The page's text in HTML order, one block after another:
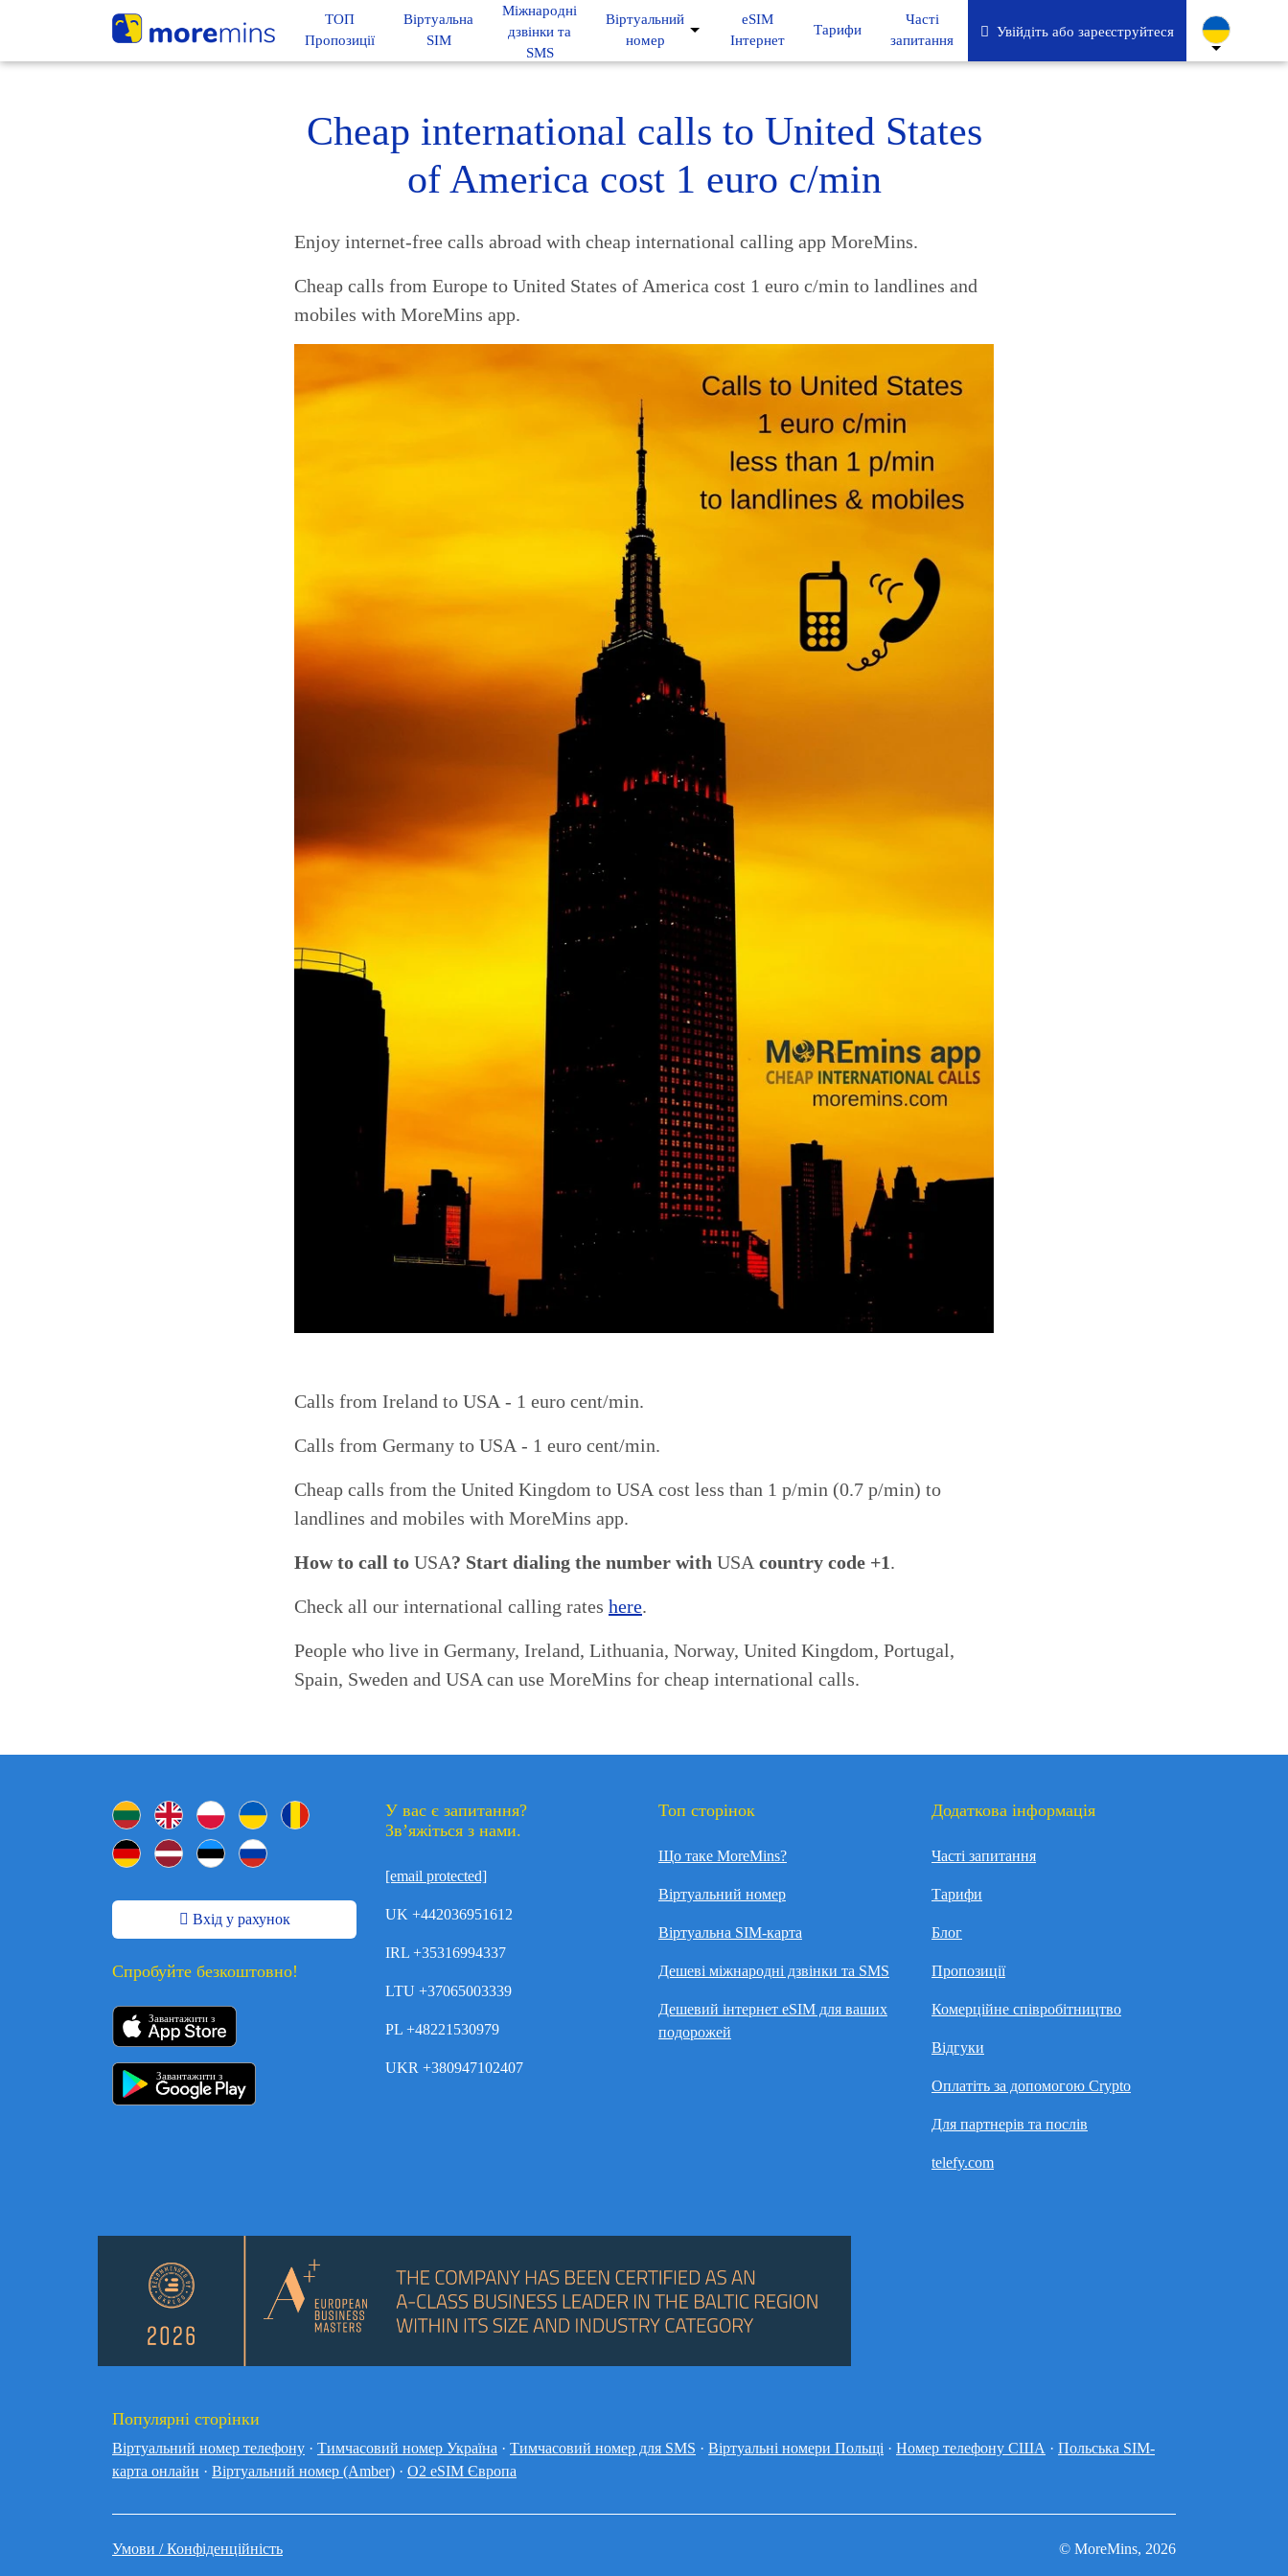
ТОП
Пропозиції
Віртуальна
SIM
Mіжнародні
дзвінки та
SMS
Віртуальний
номер
eSIM
Інтернет
Тарифи
Часті
запитання
Увійдіть або зареєструйтеся
Cheap international calls to United States
of America cost 1 euro c/min
Enjoy internet-free calls abroad with cheap international calling app MoreMins.
Cheap calls from Europe to United States of America cost 1 euro c/min to landlines and
mobiles with MoreMins app.
Calls from Ireland to USA - 1 euro cent/min.
Calls from Germany to USA - 1 euro cent/min.
Cheap calls from the United Kingdom to USA cost less than 1 p/min (0.7 p/min) to
landlines and mobiles with MoreMins app.
How to call to USA? Start dialing the number with USA country code +1.
Check all our international calling rates here.
People who live in Germany, Ireland, Lithuania, Norway, United Kingdom, Portugal,
Spain, Sweden and USA can use MoreMins for cheap international calls.
Вхід у рахунок
Спробуйте безкоштовно!
Завантажити з
Завантажити з
У вас є запитання?
Зв’яжіться з нами.
[email protected]
UK +442036951612
IRL +35316994337
LTU +37065003339
PL +48221530979
UKR +380947102407
Топ сторінок
Що таке MoreMins?
Віртуальний номер
Віртуальна SIM-карта
Дешеві міжнародні дзвінки та SMS
Дешевий інтернет eSIM для ваших
подорожей
Додаткова інформація
Часті запитання
Тарифи
Блог
Пропозиції
Комерційне співробітництво
Відгуки
Оплатіть за допомогою Crypto
Для партнерів та послів
telefy.com
Популярні сторінки
Віртуальний номер телефону · Тимчасовий номер Україна · Тимчасовий номер для SMS · Віртуальні номери Польщі · Номер телефону США · Польська SIM-
карта онлайн · Віртуальний номер (Amber) · O2 eSIM Європа
Умови / Конфіденційність © MoreMins, 2026